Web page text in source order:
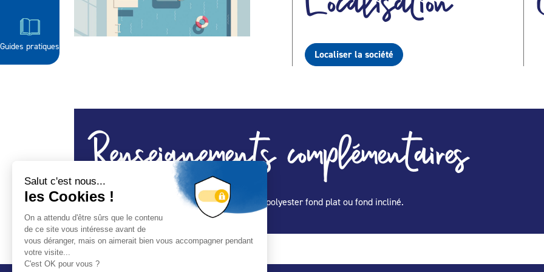
Guides pratiques
Localiser la société
Renseignements complémentaires
Installation et entretien de piscine en coque polyester fond plat ou fond incliné.